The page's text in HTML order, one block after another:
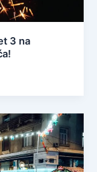
3 na